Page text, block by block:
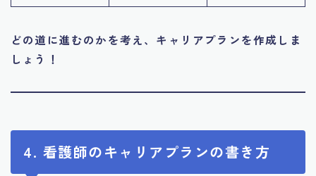
どの道に進むのかを考え、キャリアプランを作成しま
しょう！
4. 看護師のキャリアプランの書き方